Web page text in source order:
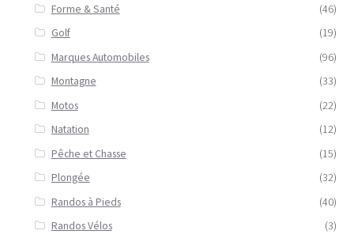
Forme & Santé
(46)
Golf
(19)
Marques Automobiles
(96)
Montagne
(33)
Motos
(22)
Natation
(12)
Pêche et Chasse
(15)
Plongée
(32)
Randos à Pieds
(40)
Randos Vélos
(3)